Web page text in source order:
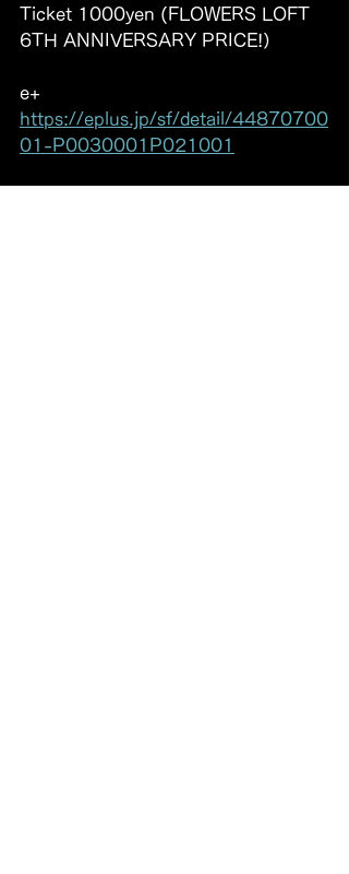
Ticket 1000yen (FLOWERS LOFT
6TH ANNIVERSARY PRICE!）
e+
https://eplus.jp/sf/detail/44870700
01-P0030001P021001